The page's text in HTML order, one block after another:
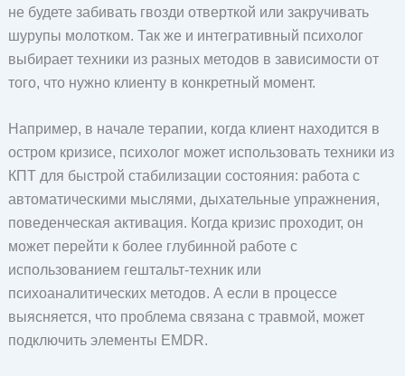
не будете забивать гвозди отверткой или закручивать
шурупы молотком. Так же и интегративный психолог
выбирает техники из разных методов в зависимости от
того, что нужно клиенту в конкретный момент.
Например, в начале терапии, когда клиент находится в
остром кризисе, психолог может использовать техники из
КПТ для быстрой стабилизации состояния: работа с
автоматическими мыслями, дыхательные упражнения,
поведенческая активация. Когда кризис проходит, он
может перейти к более глубинной работе с
использованием гештальт-техник или
психоаналитических методов. А если в процессе
выясняется, что проблема связана с травмой, может
подключить элементы EMDR.